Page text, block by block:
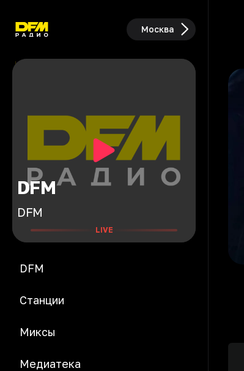
Москва
DFM
DFM
LIVE
DFM
Станции
Миксы
Медиатека